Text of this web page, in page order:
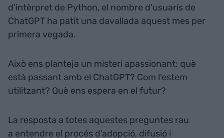
d'intèrpret de Python, el nombre d'usuaris de
ChatGPT ha patit una davallada aquest mes per
primera vegada.
Això ens planteja un misteri apassionant: què
està passant amb el ChatGPT? Com l'estem
utilitzant? Què ens espera en el futur?
La resposta a totes aquestes preguntes rau
a entendre el procés d’adopció, difusió i